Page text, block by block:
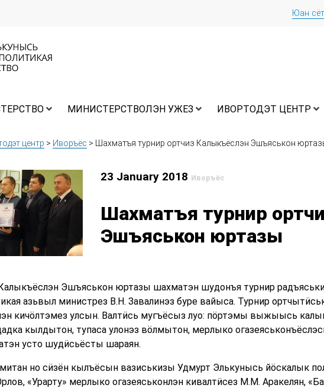
Юан
МИНИСТЕРСТВОЛЭН УЖЕЗ ИВОРТОДЭТ ЦЕНТР
центр > Иворъёс > Шахматъя турнир ортчиз Калыкъёслэн Эшъяськон
23 January 2018 Иворъёс
Шахматъя турнир
Эшъяськон юртазы
Эшъяськон юртазы шахматэн шудонъя турнир
азьвыл министрез В.Н. Завалинэз буре вайыса. Турнир
кичӧлтэмез улсын. Валтӥсь мугъёсыз луо: пӧртэмы выжыысь
кылдытон, тупаса улонэз вӧлмытон, мерлыко
усто шудӥсьёсты шараян.
но сӥзён кылъёсын вазиськизы Удмурт Элькунысь йӧскалык
«Урарту» мерлыко огазеяськонлэн кивалтӥсез М.М. Аракелян,